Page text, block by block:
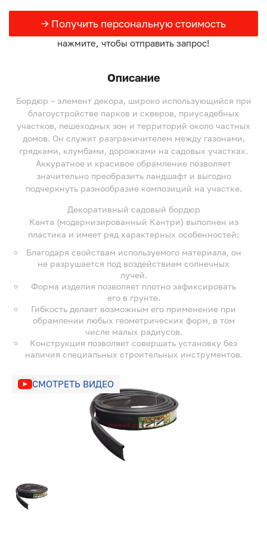
→ Получить персональную стоимость
нажмите, чтобы отправить запрос!
Описание
Бордюр – элемент декора, широко использующийся при
благоустройстве парков и скверов, приусадебных
участков, пешеходных зон и территорий около частных
домов. Он служит разграничителем между газонами,
грядками, клумбами, дорожками на садовых участках.
Аккуратное и красивое обрамление позволяет
значительно преобразить ландшафт и выгодно
подчеркнуть разнообразие композиций на участке.
Декоративный садовый бордюр
Канта (модернизированный Кантри) выполнен из
пластика и имеет ряд характерных особенностей:
Благодаря свойствам используемого материала, он
не разрушается под воздействием солнечных
лучей.
Форма изделия позволяет плотно зафиксировать
его в грунте.
Гибкость делает возможным его применение при
обрамлении любых геометрических форм, в том
числе малых радиусов.
Конструкция позволяет совершать установку без
наличия специальных строительных инструментов.
СМОТРЕТЬ ВИДЕО